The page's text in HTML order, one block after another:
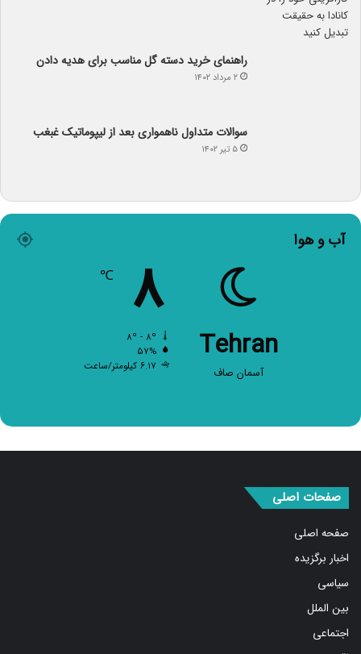
راهنمای خرید دسته گل مناسب برای هدیه دادن
۲ مرداد ۱۴۰۲
سوالات متداول ناهمواری بعد از لیپوماتیک غبغب
۵ تیر ۱۴۰۲
آب و هوا
Tehran
آسمان صاف
۸
۵۷%
۶.۱۷ کیلومتر/ساعت
صفحه اصلی
اخبار برگزیده
سیاسی
بین الملل
اجتماعی
اقتصادی